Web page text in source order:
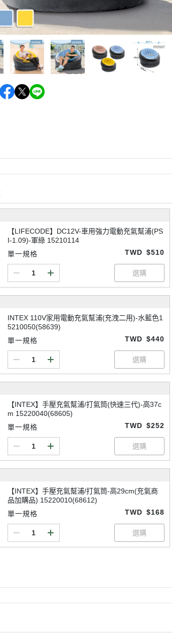
【LIFECODE】DC12V-車用強力電動充氣幫浦(PS
I-1.09)-軍綠 15210114
單一規格
TWD $510
INTEX 110V家用電動充氣幫浦(充洩二用)-水藍色1
5210050(58639)
單一規格
TWD $440
【INTEX】手壓充氣幫浦/打氣筒(快速三代)-高37c
m 15220040(68605)
單一規格
TWD $252
【INTEX】手壓充氣幫浦/打氣筒-高29cm(充氣商
品加購品) 15220010(68612)
單一規格
TWD $168